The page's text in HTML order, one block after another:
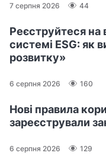
7 серпня 2026 44
Реєструйтеся на
системі ESG: як
розвитку»
6 серпня 2026 160
Нові правила
зареєстрували
6 серпня 2026 129